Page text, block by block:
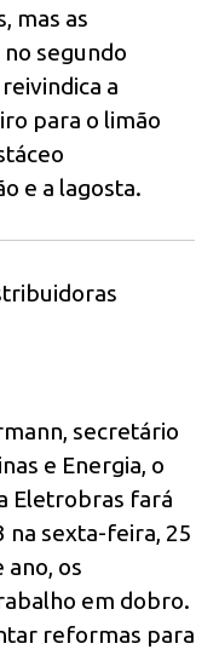
mas as
segundo
a
para o limão
e a lagosta.
secretário
e Energia, o
Eletrobras fará
na sexta-feira, 25
ano, os
em dobro.
reformas para